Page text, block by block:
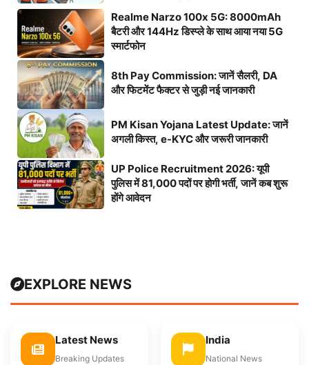
Realme Narzo 100x 5G: 8000mAh
बैटरी और 144Hz डिस्प्ले के साथ आया नया 5G
स्मार्टफोन
8th Pay Commission: जानें सैलरी, DA
और फिटमेंट फैक्टर से जुड़ी नई जानकारी
PM Kisan Yojana Latest Update: जानें
अगली किस्त, e-KYC और जरूरी जानकारी
UP Police Recruitment 2026: यूपी
पुलिस में 81,000 पदों पर होगी भर्ती, जानें कब शुरू
होंगे आवेदन
EXPLORE NEWS
Latest News
Breaking Updates
India
National News